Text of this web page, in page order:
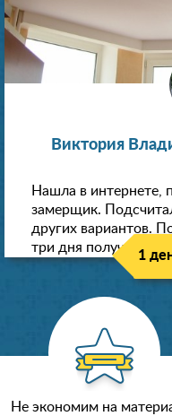
Виктория
Нашла в интернете,
замерщик.
других вариантов.
три дня получили
1
Не экономим на